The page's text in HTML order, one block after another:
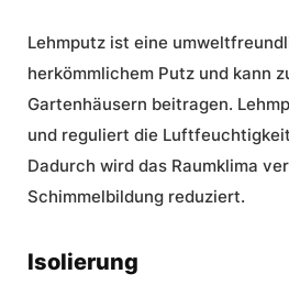
Lehmputz ist eine
herkömmlichem Putz und kann
Gartenhäusern beitragen.
und reguliert die
Dadurch wird das Raumklima
Schimmelbildung reduziert.
Isolierung